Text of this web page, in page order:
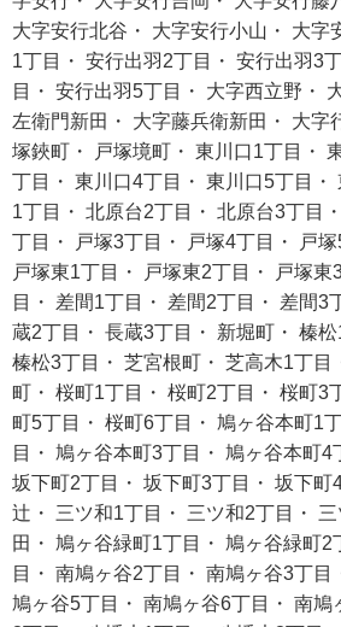
大字安行北谷・ 大字安行小山・ 大字
1丁目・ 安行出羽2丁目・ 安行出羽3
目・ 安行出羽5丁目・ 大字西立野・
左衛門新田・ 大字藤兵衛新田・ 大字
塚鋏町・ 戸塚境町・ 東川口1丁目・
丁目・ 東川口4丁目・ 東川口5丁目・
1丁目・ 北原台2丁目・ 北原台3丁目
丁目・ 戸塚3丁目・ 戸塚4丁目・ 戸塚
戸塚東1丁目・ 戸塚東2丁目・ 戸塚東
目・ 差間1丁目・ 差間2丁目・ 差間3
蔵2丁目・ 長蔵3丁目・ 新堀町・ 榛松
榛松3丁目・ 芝宮根町・ 芝高木1丁目
町・ 桜町1丁目・ 桜町2丁目・ 桜町3
町5丁目・ 桜町6丁目・ 鳩ヶ谷本町1
目・ 鳩ヶ谷本町3丁目・ 鳩ヶ谷本町4
坂下町2丁目・ 坂下町3丁目・ 坂下町
辻・ 三ツ和1丁目・ 三ツ和2丁目・
田・ 鳩ヶ谷緑町1丁目・ 鳩ヶ谷緑町2
目・ 南鳩ヶ谷2丁目・ 南鳩ヶ谷3丁
鳩ヶ谷5丁目・ 南鳩ヶ谷6丁目・ 南鳩